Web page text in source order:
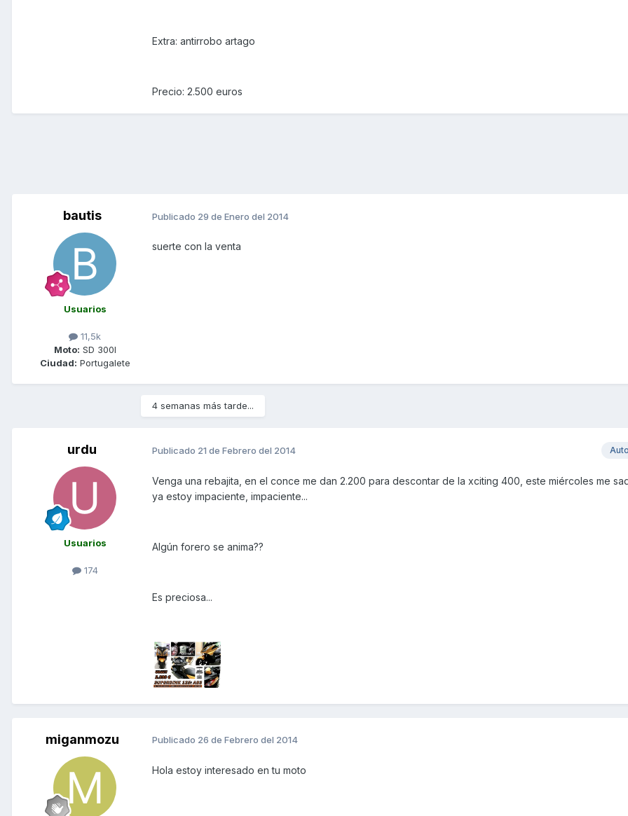
Extra: antirrobo artago
Precio: 2.500 euros
bautis
Usuarios
11,5k
Moto: SD 300I
Ciudad: Portugalete
Publicado 29 de Enero del 2014
suerte con la venta
4 semanas más tarde...
urdu
Usuarios
174
Publicado 21 de Febrero del 2014
Venga una rebajita, en el conce me dan 2.200 para descontar de la xciting 400, este miércoles me
ya estoy impaciente, impaciente...
Algún forero se anima??
Es preciosa...
miganmozu Publicado 26 de Febrero del 2014
Hola estoy interesado en tu moto